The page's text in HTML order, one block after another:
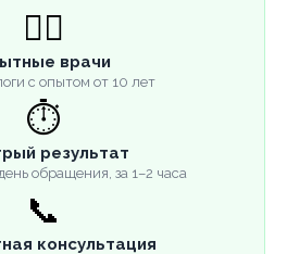
👨‍⚕️
врачи
с опытом от 10 лет
⏱️
результат
обращения, за 1–2 часа
📞
консультация